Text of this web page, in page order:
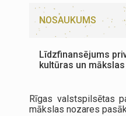
NOSAUKUMS
Līdzfinansējums
kultūras un
Rīgas valstspilsētas
mākslas nozares